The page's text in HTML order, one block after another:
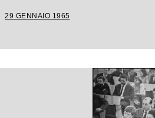
29 GENNAIO 1965